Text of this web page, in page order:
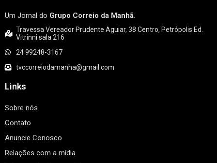
Um Jornal do Grupo Correio da Manhã.
Travessa Vereador Prudente Aguiar, 38 Centro, Petrópolis Ed.
Vitrinni sala 216
24 99248-3167
tvccorreiodamanha@gmail.com
Links
Sobre nós
Contato
Anuncie Conosco
Relações com a mídia